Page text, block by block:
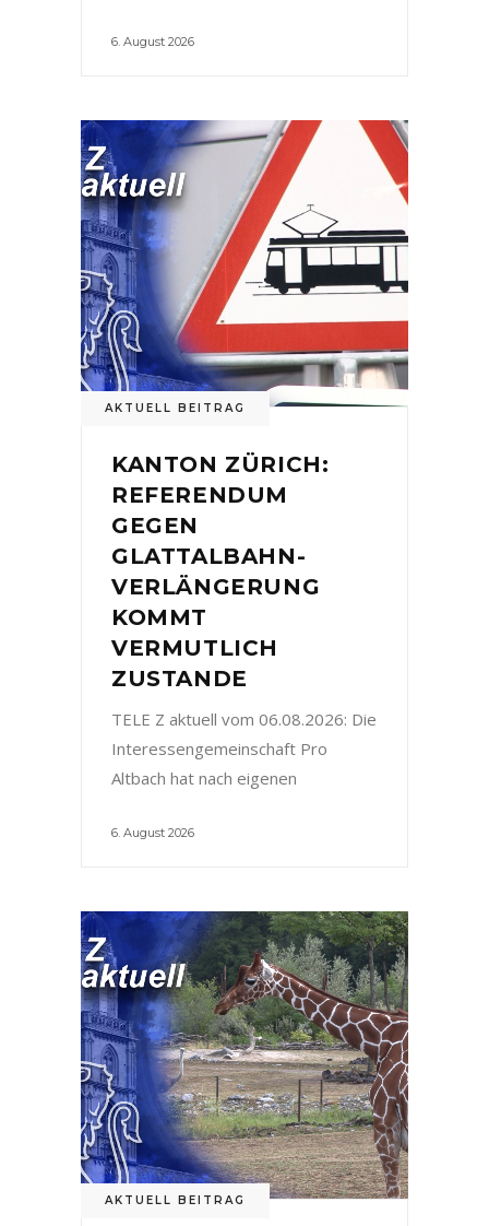
6. August 2026
AKTUELL BEITRAG
KANTON ZÜRICH:
REFERENDUM
GEGEN
GLATTALBAHN-
VERLÄNGERUNG
KOMMT
VERMUTLICH
ZUSTANDE
TELE Z aktuell vom 06.08.2026: Die
Interessengemeinschaft Pro
Altbach hat nach eigenen
6. August 2026
AKTUELL BEITRAG